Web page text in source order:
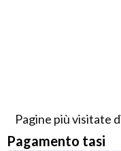
Pagine più visitate
Pagamento tasi